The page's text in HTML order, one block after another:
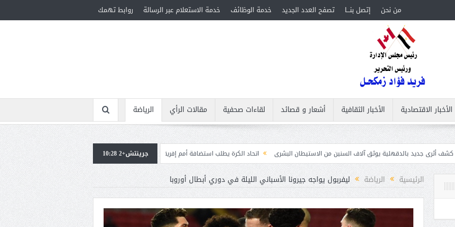
من نحن إتصل بنـــا تصفح العدد الجديد خدمة الوظائف خدمة الاستعلام عبر الرسالة روابط تهمك
الأخبار الاقتصادية الأخبار الثقافية أشعار و قصائد لقاءات صحفية مقالات الرأي
الرياضة
يوثق آلاف السنين من الاستيطان البشرى اتحاد الكرة يطلب استضافة أمم إفريقيا تحت 23 عامًا المؤهلة لأولمبياد 2028
إسبانيا تعيد فرض الرقابة على
جرينتش+2 10:28
الرئيسية الرياضة ليفربول يواجه جيرونا الأسباني الليلة في دوري أبطال أوروبا